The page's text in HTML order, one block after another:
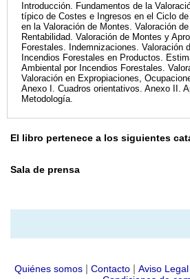
Introducción. Fundamentos de la
típico de Costes e Ingresos en el Ciclo
en la Valoración de Montes. Valoración
Rentabilidad. Valoración de Montes y
Forestales. Indemnizaciones. Valoración
Incendios Forestales en Productos.
Ambiental por Incendios Forestales.
Valoración en Expropiaciones,
Anexo I. Cuadros orientativos. Anexo II.
Metodología.
El libro pertenece a los siguientes
Sala de prensa
Quiénes somos| Contacto| Aviso Legal